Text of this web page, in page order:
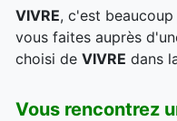
VIVRE, c'est
vous faites auprès
choisi de VIVRE dans
Vous rencontrez